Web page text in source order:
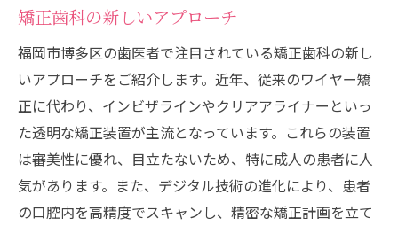
矯正歯科の新しいアプローチ
福岡市博多区の歯医者で注目されている矯正歯科の新し
いアプローチをご紹介します。近年、従来のワイヤー矯
正に代わり、インビザラインやクリアアライナーといっ
た透明な矯正装置が主流となっています。これらの装置
は審美性に優れ、目立たないため、特に成人の患者に人
気があります。また、デジタル技術の進化により、患者
の口腔内を高精度でスキャンし、精密な矯正計画を立て